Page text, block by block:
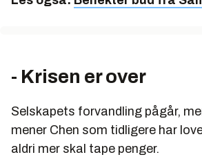
- Krisen er over
Selskapets forvandling pågår,
mener Chen som tidligere har
aldri mer skal tape penger.